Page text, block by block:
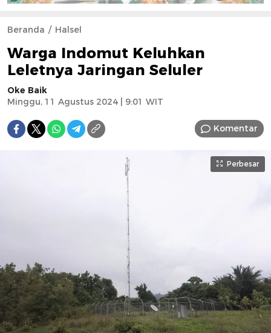
Beranda Halsel
Warga Indomut Keluhkan
Leletnya Jaringan Seluler
Oke Baik
Minggu, 11 Agustus 2024 | 9:01 WIT
Komentar
Perbesar